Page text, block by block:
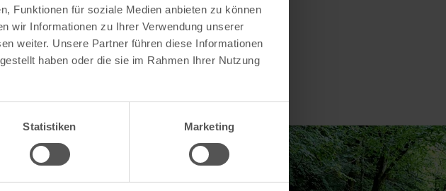
Funktionen für soziale Medien anbieten zu können
wir Informationen zu Ihrer Verwendung unserer
weiter. Unsere Partner führen diese Informationen
haben oder die sie im Rahmen Ihrer Nutzung
Statistiken Marketing